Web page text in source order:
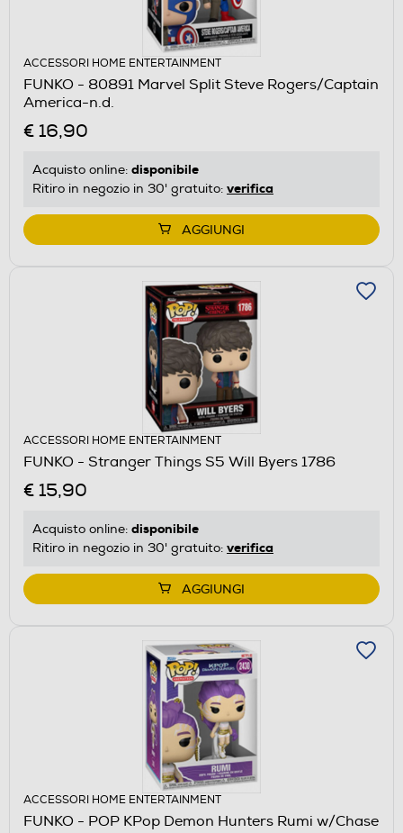
ACCESSORI HOME ENTERTAINMENT
FUNKO - 80891 Marvel Split Steve Rogers/Captain
America-n.d.
€ 16,90
Acquisto online: disponibile
Ritiro in negozio in 30' gratuito: verifica
AGGIUNGI
ACCESSORI HOME ENTERTAINMENT
FUNKO - Stranger Things S5 Will Byers 1786
€ 15,90
Acquisto online: disponibile
Ritiro in negozio in 30' gratuito: verifica
AGGIUNGI
ACCESSORI HOME ENTERTAINMENT
FUNKO - POP KPop Demon Hunters Rumi w/Chase